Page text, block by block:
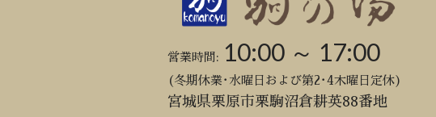
営業時間: 10:00 ～ 17:00
(冬期休業･水曜日および第2･4木曜日定休)
宮城県栗原市栗駒沼倉耕英88番地